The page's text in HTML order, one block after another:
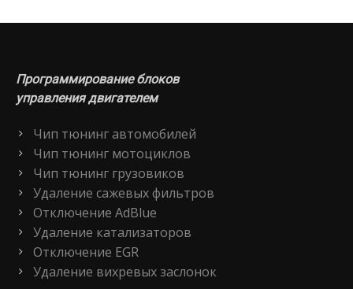
Программирование блоков
управления двигателем
Чип тюнинг автомобилей
Чип тюнинг мотоциклов
Чип тюнинг грузовиков
Удаление сажевых фильтров
Отключение AdBlue
Удаление катализаторов
Отключение EGR
Удаление вихревых заслонок